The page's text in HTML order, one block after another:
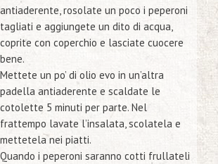
antiaderente, rosolate un poco i peperoni
tagliati e aggiungete un dito di acqua,
coprite con coperchio e lasciate cuocere
bene.
Mettete un po’ di olio evo in un’altra
padella antiaderente e scaldate le
cotolette 5 minuti per parte. Nel
frattempo lavate l’insalata, scolatela e
mettetela nei piatti.
Quando i peperoni saranno cotti frullateli